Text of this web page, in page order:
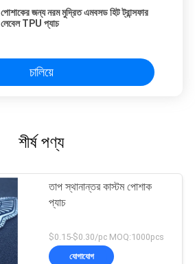
পোশাকের জন্য নরম মুদ্রিত এমবসড হিট ট্রান্সফার
লেবেল TPU প্যাচ
চালিয়ে
শীর্ষ পণ্য
তাপ স্থানান্তর কাস্টম পোশাক
প্যাচ
$0.15-$0.30/pc MOQ:1000pcs
যোগাযোগ